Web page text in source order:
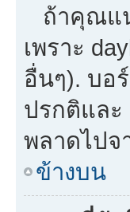
ถ้าคุณแน่
เพราะ
อื่นๆ). บอ
ปรกติและ
พลาดไป
ข้างบน